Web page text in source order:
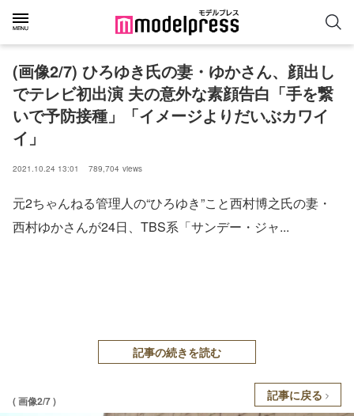
(画像2/7) ひろゆき氏の妻・ゆかさん、顔出し
でテレビ初出演 夫の意外な素顔告白「手を繋
いで予防接種」「イメージよりだいぶカワイ
イ」
2021.10.24 13:01 789,704 views
元2ちゃんねる管理人の“ひろゆき”こと西村博之氏の妻・
西村ゆかさんが24日、TBS系「サンデー・ジャ...
記事の続きを読む
( 画像2/7 ) 記事に戻る